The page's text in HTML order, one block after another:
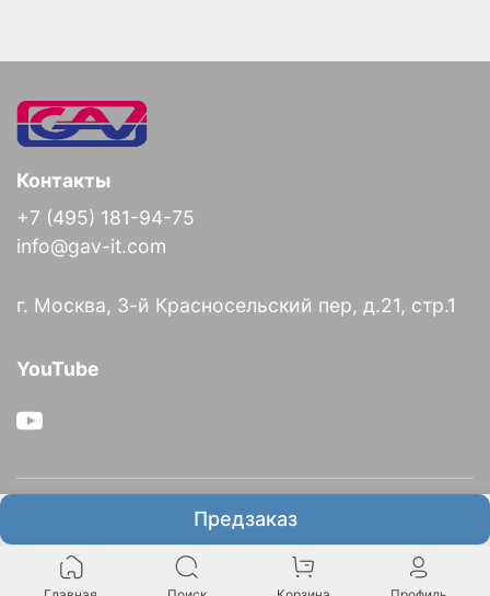
Предзаказ
Информация
Контакты
+7 (495) 181-94-75
info@gav-it.com
г. Москва, 3-й Красносельский пер, д.21, стр.1
YouTube